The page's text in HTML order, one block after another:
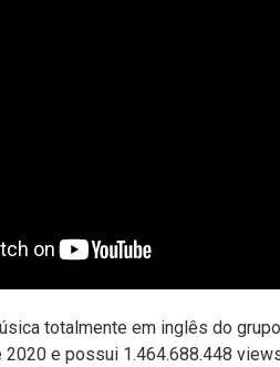
totalmente em inglês do
e possui 1.464.688.448